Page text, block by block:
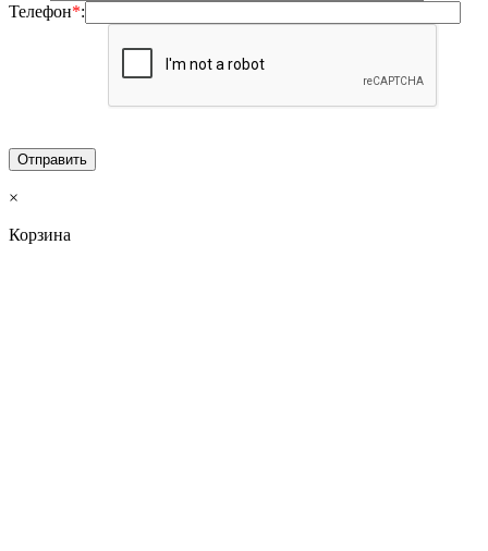
Телефон*:
×
Корзина